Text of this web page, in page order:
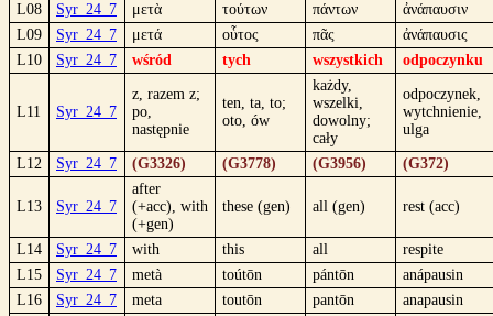
L08
Syr_24_7 μετὰ τούτων πάντων
ἀνάπαυσιν
L09
Syr_24_7 μετά οὗτος πᾶς
ἀνάπαυσις
L10
Syr_24_7 wśród tych wszystkich odpoczynku
L11 Syr_24_7
z, razem z;
po,
następnie
ten, ta, to;
oto, ów
każdy,
wszelki,
dowolny;
cały
odpoczynek,
wytchnienie,
ulga
L12 Syr_24_7 (G3326) (G3778) (G3956) (G372)
L13 Syr_24_7
after
(+acc), with
(+gen)
these (gen) all (gen) rest (acc)
L14 Syr_24_7 with this all
respite
L15
Syr_24_7 metà toútōn pántōn
anápausin
L16
Syr_24_7 meta toutōn pantōn
anapausin